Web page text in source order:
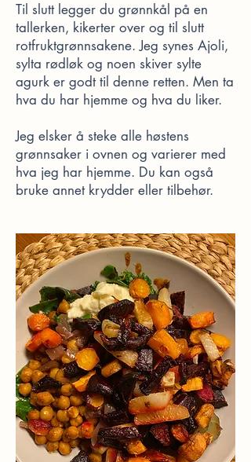
Til slutt legger du grønnkål på en
tallerken, kikerter over og til slutt
rotfruktgrønnsakene. Jeg synes Ajoli,
sylta rødløk og noen skiver sylte
agurk er godt til denne retten. Men ta
hva du har hjemme og hva du liker.
Jeg elsker å steke alle høstens
grønnsaker i ovnen og varierer med
hva jeg har hjemme. Du kan også
bruke annet krydder eller tilbehør.